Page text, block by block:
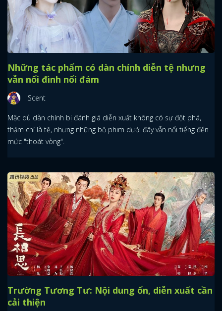
Những tác phẩm có dàn chính diễn tệ nhưng
vẫn nổi đình nổi đám
Scent
Mặc dù dàn chính bị đánh giá diễn xuất không có sự đột phá,
thậm chí là tệ, nhưng những bộ phim dưới đây vẫn nổi tiếng đến
mức "thoát vòng".
Trường Tương Tư: Nội dung ổn, diễn xuất cần
cải thiện